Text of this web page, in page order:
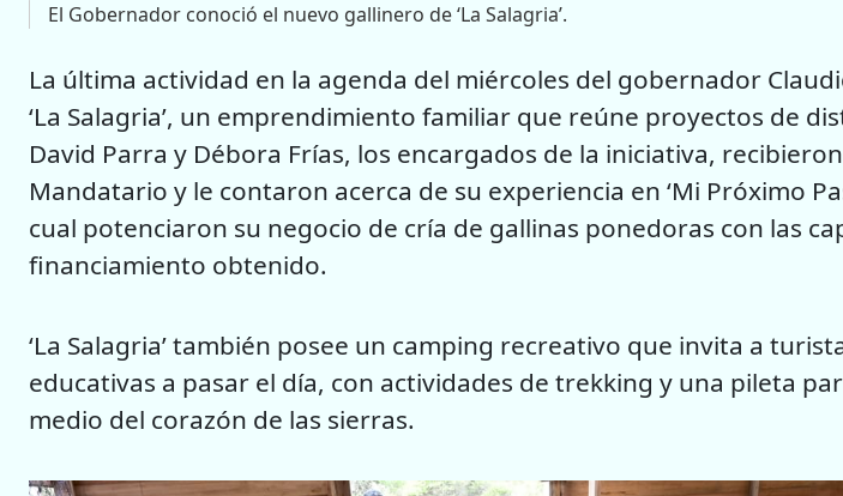
El Gobernador conoció el nuevo gallinero de ‘La Salagria’.
La última actividad en la agenda del miércoles del gobernador
‘La Salagria’, un emprendimiento familiar que reúne proyectos de
David Parra y Débora Frías, los encargados de la iniciativa,
Mandatario y le contaron acerca de su experiencia en ‘Mi Próximo
cual potenciaron su negocio de cría de gallinas ponedoras con las
financiamiento obtenido.
‘La Salagria’ también posee un camping recreativo que invita a
educativas a pasar el día, con actividades de trekking y una pileta
medio del corazón de las sierras.